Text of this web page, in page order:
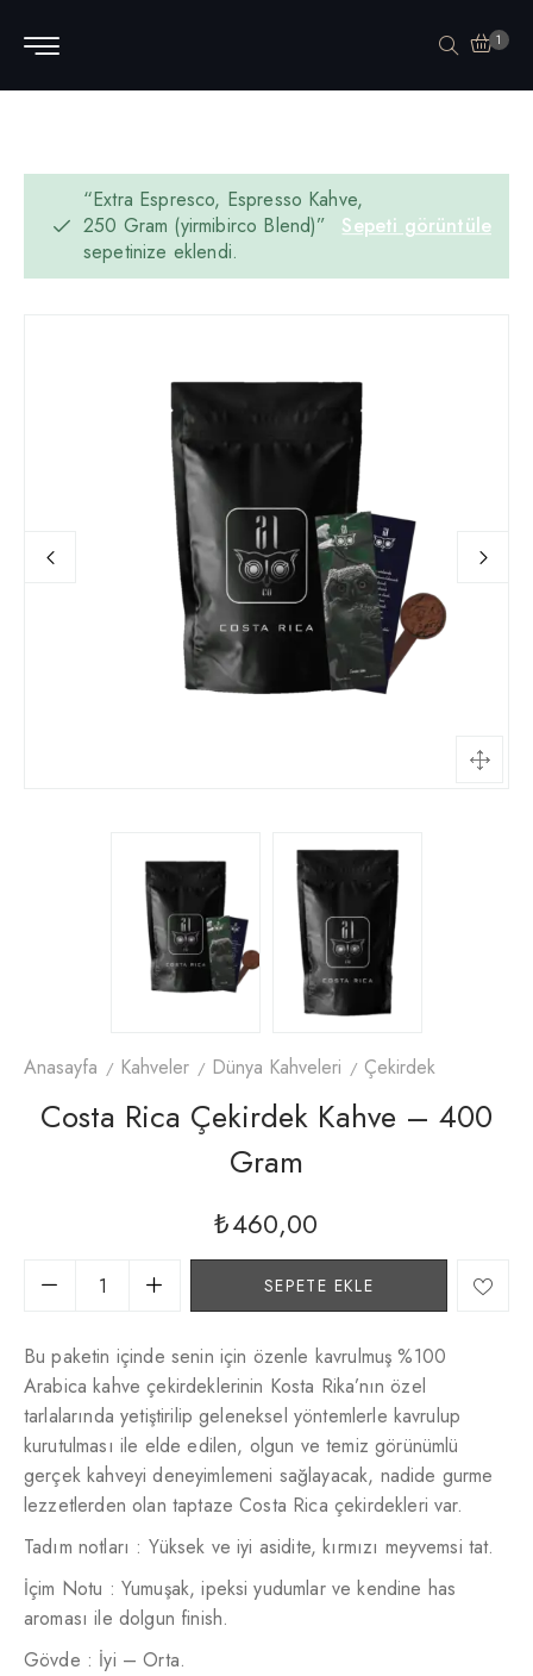
1
Sepeti görüntüle
“Extra Espresco, Espresso Kahve,
250 Gram (yirmibirco Blend)”
sepetinize eklendi.
Anasayfa Kahveler Dünya Kahveleri Çekirdek
Costa Rica Çekirdek Kahve – 400
Gram
₺460,00
SEPETE EKLE
Bu paketin içinde senin için özenle kavrulmuş %100
Arabica kahve çekirdeklerinin Kosta Rika’nın özel
tarlalarında yetiştirilip geleneksel yöntemlerle kavrulup
kurutulması ile elde edilen, olgun ve temiz görünümlü
gerçek kahveyi deneyimlemeni sağlayacak, nadide gurme
lezzetlerden olan taptaze Costa Rica çekirdekleri var.
Tadım notları : Yüksek ve iyi asidite, kırmızı meyvemsi tat.
İçim Notu : Yumuşak, ipeksi yudumlar ve kendine has
aroması ile dolgun finish.
Gövde : İyi – Orta.